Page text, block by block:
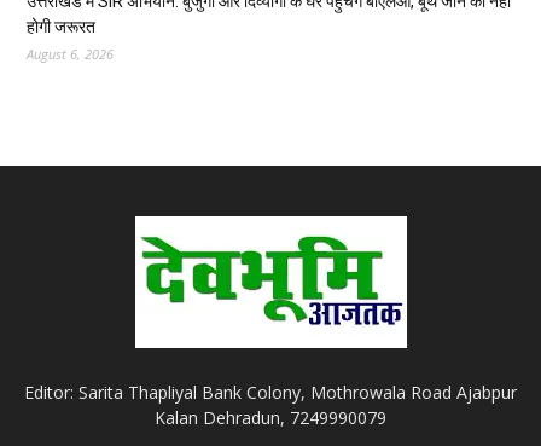
होगी जरूरत
August 6, 2026
Editor: Sarita Thapliyal Bank Colony, Mothrowala Road Ajabpur
Kalan Dehradun, 7249990079